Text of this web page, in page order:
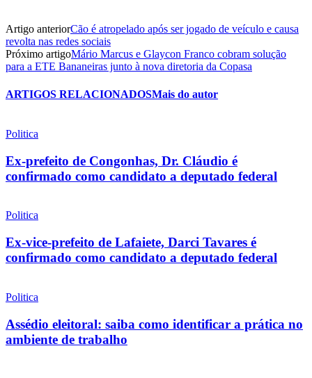
Artigo anteriorCão é atropelado após ser jogado de veículo e causa
revolta nas redes sociais
Próximo artigoMário Marcus e Glaycon Franco cobram solução
para a ETE Bananeiras junto à nova diretoria da Copasa
ARTIGOS RELACIONADOSMais do autor
Politica
Ex-prefeito de Congonhas, Dr. Cláudio é
confirmado como candidato a deputado federal
Politica
Ex-vice-prefeito de Lafaiete, Darci Tavares é
confirmado como candidato a deputado federal
Politica
Assédio eleitoral: saiba como identificar a prática no
ambiente de trabalho